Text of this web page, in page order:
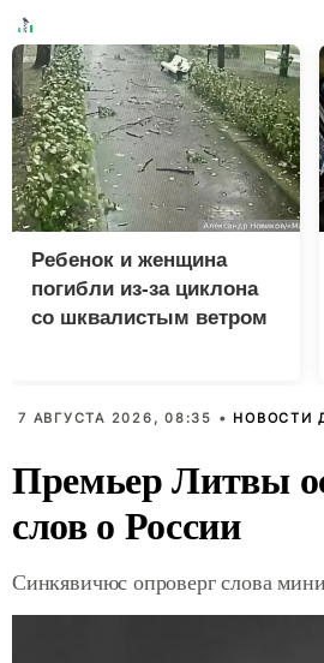
Ребенок и женщина
погибли из-за циклона
со шквалистым ветром
7 АВГУСТА 2026, 08:35 • НОВОСТИ
Премьер Литвы
слов о России
Синкявичюс опроверг слова